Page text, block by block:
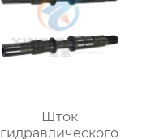
Шток
гидравлического